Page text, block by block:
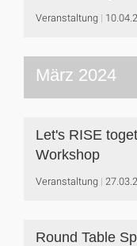
Veranstaltung
März 2024
Let's RISE
Workshop
Veranstaltung
Round Table